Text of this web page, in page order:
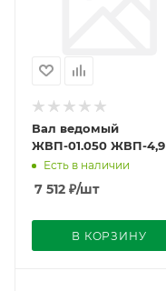
Вал ведомый
ЖВП-01.050 ЖВП-4,9
Есть в наличии
7 512 ₽/шт
В КОРЗИНУ